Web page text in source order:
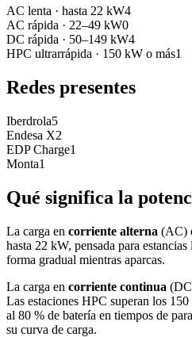
AC lenta · hasta 22 kW4
AC rápida · 22–49 kW0
DC rápida · 50–149 kW4
HPC ultrarrápida · 150 kW o más1
Redes presentes
Iberdrola5
Endesa X2
EDP Charge1
Monta1
Qué significa la
La carga en corriente alterna (AC)
hasta 22 kW, pensada para
forma gradual mientras aparcas.
La carga en corriente continua
Las estaciones HPC superan los
al 80 % de batería en tiempos de
su curva de carga.